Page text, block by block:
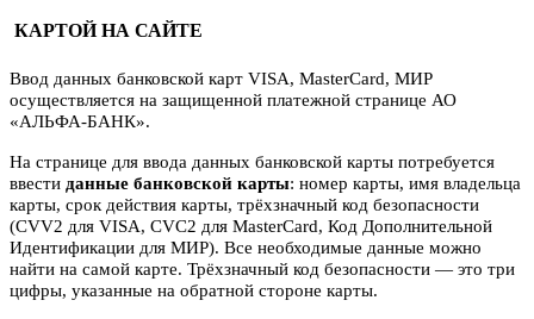
КАРТОЙ НА САЙТЕ
Ввод данных банковской карт VISA, MasterCard, МИР
осуществляется на защищенной платежной странице АО
«АЛЬФА-БАНК».
На странице для ввода данных банковской карты потребуется
ввести данные банковской карты: номер карты, имя владельца
карты, срок действия карты, трёхзначный код безопасности
(CVV2 для VISA, CVC2 для MasterCard, Код Дополнительной
Идентификации для МИР). Все необходимые данные можно
найти на самой карте. Трёхзначный код безопасности — это три
цифры, указанные на обратной стороне карты.